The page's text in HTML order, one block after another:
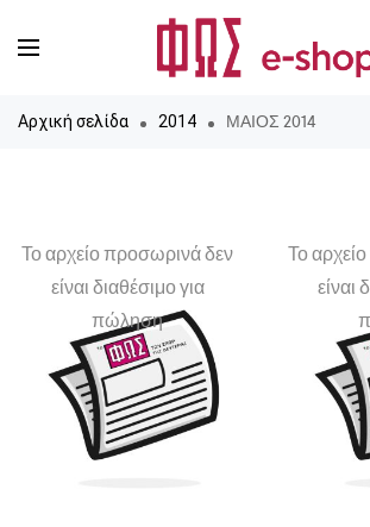
Αρχική σελίδα 2014 ΜΑΙΟΣ 2014
Το αρχείο προσωρινά δεν
είναι διαθέσιμο για
πώληση
Το
είναι